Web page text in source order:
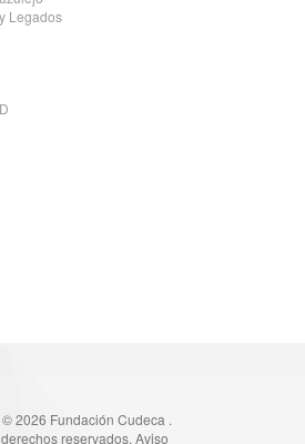
Legados
2026 Fundación Cudeca .
reservados. Aviso